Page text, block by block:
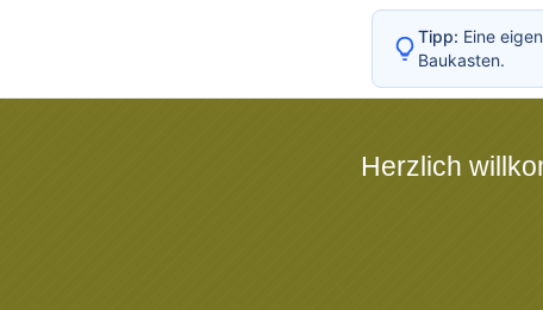
Herzlich
Tipp: Eine
Baukasten.